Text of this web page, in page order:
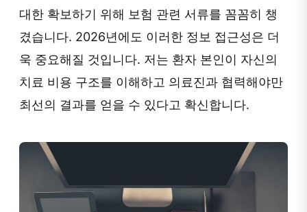
대한 확보하기 위해 보험 관련 서류를 꼼꼼히 챙
겼습니다. 2026년에도 이러한 정보 접근성은 더
욱 중요해질 것입니다. 저는 환자 본인이 자신의
치료 비용 구조를 이해하고 의료진과 협력해야만
최선의 결과를 얻을 수 있다고 확신합니다.